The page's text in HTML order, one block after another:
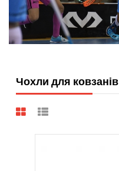
Чохли для ковзанів